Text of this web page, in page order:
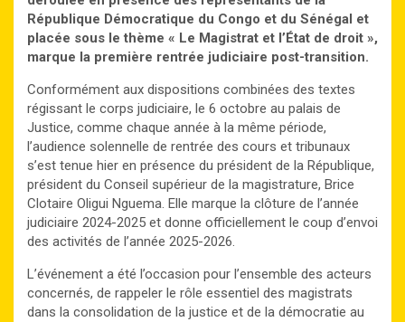
République Démocratique du Congo et du Sénégal et
placée sous le thème « Le Magistrat et l’État de droit »,
marque la première rentrée judiciaire post-transition.
Conformément aux dispositions combinées des textes
régissant le corps judiciaire, le 6 octobre au palais de
Justice, comme chaque année à la même période,
l’audience solennelle de rentrée des cours et tribunaux
s’est tenue hier en présence du président de la République,
président du Conseil supérieur de la magistrature, Brice
Clotaire Oligui Nguema. Elle marque la clôture de l’année
judiciaire 2024-2025 et donne officiellement le coup d’envoi
des activités de l’année 2025-2026.
L’événement a été l’occasion pour l’ensemble des acteurs
concernés, de rappeler le rôle essentiel des magistrats
dans la consolidation de la justice et de la démocratie au